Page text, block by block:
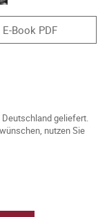
E-Book PDF
geliefert.
nutzen Sie